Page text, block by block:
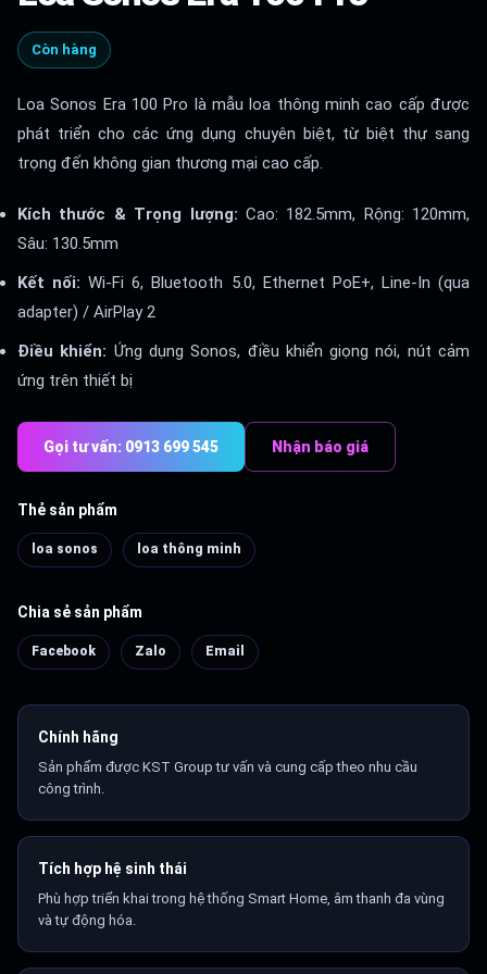
Còn hàng
Loa Sonos Era 100 Pro là mẫu loa thông minh cao cấp được
phát triển cho các ứng dụng chuyên biệt, từ biệt thự sang
trọng đến không gian thương mại cao cấp.
Kích thước & Trọng lượng: Cao: 182.5mm, Rộng: 120mm,
Sâu: 130.5mm
Kết nối:Wi-Fi 6, Bluetooth 5.0, Ethernet PoE+, Line-In (qua
adapter) / AirPlay 2
Điều khiển: Ứng dụng Sonos, điều khiển giọng nói, nút cảm
ứng trên thiết bị
Gọi tư vấn: 0913 699 545 Nhận báo giá
Thẻ sản phẩm
loa sonos loa thông minh
Chia sẻ sản phẩm
Facebook Zalo Email
Chính hãng
Sản phẩm được KST Group tư vấn và cung cấp theo nhu cầu
công trình.
Tích hợp hệ sinh thái
Phù hợp triển khai trong hệ thống Smart Home, âm thanh đa vùng
và tự động hóa.